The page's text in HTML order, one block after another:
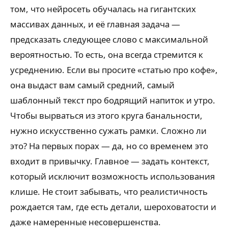
том, что нейросеть обучалась на гигантских
массивах данных, и её главная задача —
предсказать следующее слово с максимальной
вероятностью. То есть, она всегда стремится к
усреднению. Если вы просите «статью про кофе»,
она выдаст вам самый средний, самый
шаблонный текст про бодрящий напиток и утро.
Чтобы вырваться из этого круга банальности,
нужно искусственно сужать рамки. Сложно ли
это? На первых порах — да, но со временем это
входит в привычку. Главное — задать контекст,
который исключит возможность использования
клише. Не стоит забывать, что реалистичность
рождается там, где есть детали, шероховатости и
даже намеренные несовершенства.